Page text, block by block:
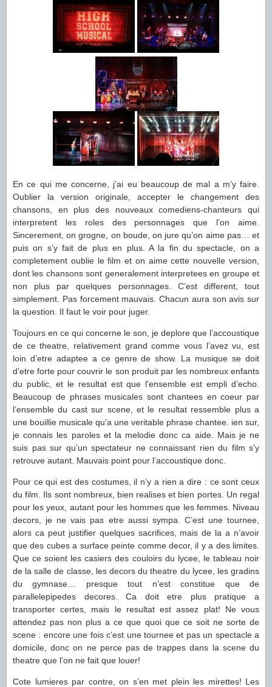
En ce qui me concerne, j’ai eu beaucoup de mal a m’y faire.
Oublier la version originale, accepter le changement des
chansons, en plus des nouveaux comediens-chanteurs qui
interpretent les roles des personnages que l’on aime.
Sincerement, on grogne, on boude, on jure qu’on aime pas… et
puis on s’y fait de plus en plus. A la fin du spectacle, on a
completement oublie le film et on aime cette nouvelle version,
dont les chansons sont generalement interpretees en groupe et
non plus par quelques personnages. C’est different, tout
simplement. Pas forcement mauvais. Chacun aura son avis sur
la question. Il faut le voir pour juger.
Toujours en ce qui concerne le son, je deplore que l’accoustique
de ce theatre, relativement grand comme vous l’avez vu, est
loin d’etre adaptee a ce genre de show. La musique se doit
d’etre forte pour couvrir le son produit par les nombreux enfants
du public, et le resultat est que l’ensemble est empli d’echo.
Beaucoup de phrases musicales sont chantees en coeur par
l’ensemble du cast sur scene, et le resultat ressemble plus a
une bouillie musicale qu’a une veritable phrase chantee. ien sur,
je connais les paroles et la melodie donc ca aide. Mais je ne
suis pas sur qu’un spectateur ne connaissant rien du film s’y
retrouve autant. Mauvais point pour l’accoustique donc.
Pour ce qui est des costumes, il n’y a rien a dire : ce sont ceux
du film. Ils sont nombreux, bien realises et bien portes. Un regal
pour les yeux, autant pour les hommes que les femmes. Niveau
decors, je ne vais pas etre aussi sympa. C’est une tournee,
alors ca peut justifier quelques sacrifices, mais de la a n’avoir
que des cubes a surface peinte comme decor, il y a des limites.
Que ce soient les casiers des couloirs du lycee, le tableau noir
de la salle de classe, les decors du theatre du lycee, les gradins
du gymnase… presque tout n’est constitue que de
parallelepipedes decores. Ca doit etre plus pratique a
transporter certes, mais le resultat est assez plat! Ne vous
attendez pas non plus a ce que quoi que ce soit ne sorte de
scene : encore une fois c’est une tournee et pas un spectacle a
domicile, donc on ne perce pas de trappes dans la scene du
theatre que l’on ne fait que louer!
Cote lumieres par contre, on s’en met plein les mirettes! Les